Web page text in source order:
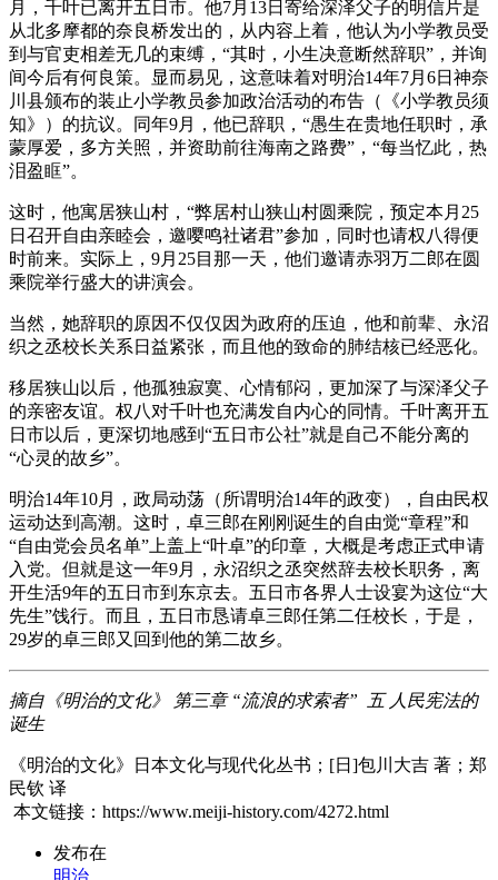
月，千叶已离开五日市。他7月13日寄给深泽父子的明信片是
从北多摩都的奈良桥发出的，从内容上着，他认为小学教员受
到与官吏相差无几的束缚，“其时，小生决意断然辞职”，并询
间今后有何良策。显而易见，这意味着对明治14年7月6日神奈
川县颁布的装止小学教员参加政治活动的布告（《小学教员须
知》）的抗议。同年9月，他已辞职，“愚生在贵地任职时，承
蒙厚爱，多方关照，并资助前往海南之路费”，“每当忆此，热
泪盈眶”。
这时，他寓居狭山村，“弊居村山狭山村圆乘院，预定本月25
日召开自由亲睦会，邀嘤鸣社诸君”参加，同时也请权八得便
时前来。实际上，9月25目那一天，他们邀请赤羽万二郎在圆
乘院举行盛大的讲演会。
当然，她辞职的原因不仅仅因为政府的压迫，他和前辈、永沼
织之丞校长关系日益紧张，而且他的致命的肺结核已经恶化。
移居狭山以后，他孤独寂寞、心情郁闷，更加深了与深泽父子
的亲密友谊。权八对千叶也充满发自内心的同情。千叶离开五
日市以后，更深切地感到“五日市公社”就是自己不能分离的
“心灵的故乡”。
明治14年10月，政局动荡（所谓明治14年的政变），自由民权
运动达到高潮。这时，卓三郎在刚刚诞生的自由觉“章程”和
“自由党会员名单”上盖上“叶卓”的印章，大概是考虑正式申请
入党。但就是这一年9月，永沼织之丞突然辞去校长职务，离
开生活9年的五日市到东京去。五日市各界人士设宴为这位“大
先生”饯行。而且，五日市恳请卓三郎任第二任校长，于是，
29岁的卓三郎又回到他的第二故乡。
摘自《明治的文化》 第三章 “流浪的求索者” 五 人民宪法的
诞生
《明治的文化》日本文化与现代化丛书；[日]包川大吉 著；郑
民钦 译
本文链接：https://www.meiji-history.com/4272.html
发布在
明治